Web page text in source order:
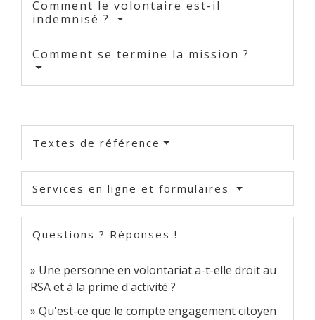
Comment le volontaire est-il
indemnisé ?
Comment se termine la mission ?
Textes de référence
Services en ligne et formulaires
Questions ? Réponses !
Une personne en volontariat a-t-elle droit au
RSA et à la prime d'activité ?
Qu'est-ce que le compte engagement citoyen